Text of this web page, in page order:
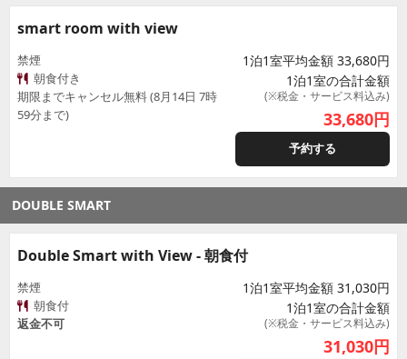
smart room with view
禁煙
朝食付き
期限までキャンセル無料 (8月14日 7時
59分まで)
1泊1室平均金額 33,680円
1泊1室の合計金額
(※税金・サービス料込み)
33,680円
予約する
DOUBLE SMART
Double Smart with View - 朝食付
禁煙
朝食付
返金不可
1泊1室平均金額 31,030円
1泊1室の合計金額
(※税金・サービス料込み)
31,030円